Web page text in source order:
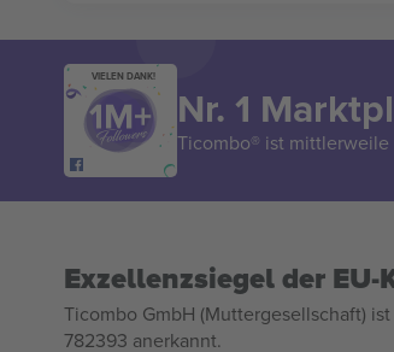
VIELEN DANK!
Nr. 1
Ticombo® ist
Exzellenzsiegel der EU-
Ticombo GmbH (Muttergesellschaft)
782393 anerkannt.